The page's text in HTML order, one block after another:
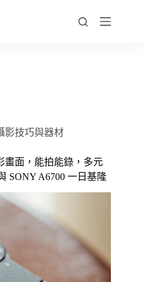
影技巧與器材
畫面，能拍能錄，多元
SONY A6700 一日基隆